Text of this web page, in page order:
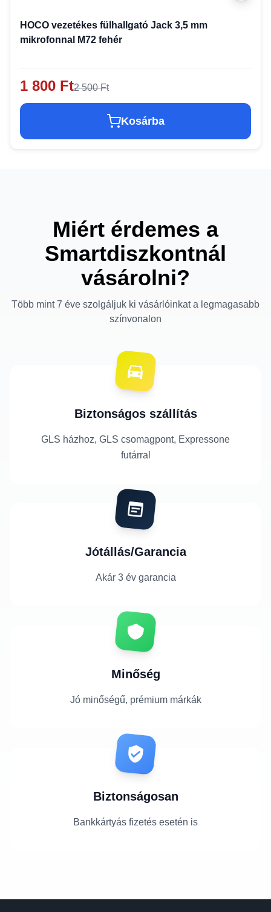
HOCO vezetékes fülhallgató Jack 3,5 mm
mikrofonnal M72 fehér
1 800 Ft2 500 Ft
Kosárba
Miért érdemes a
Smartdiszkontnál
vásárolni?
Több mint 7 éve szolgáljuk ki vásárlóinkat a legmagasabb
színvonalon
Biztonságos szállítás
GLS házhoz, GLS csomagpont, Expressone
futárral
Jótállás/Garancia
Akár 3 év garancia
Minőség
Jó minőségű, prémium márkák
Biztonságosan
Bankkártyás fizetés esetén is